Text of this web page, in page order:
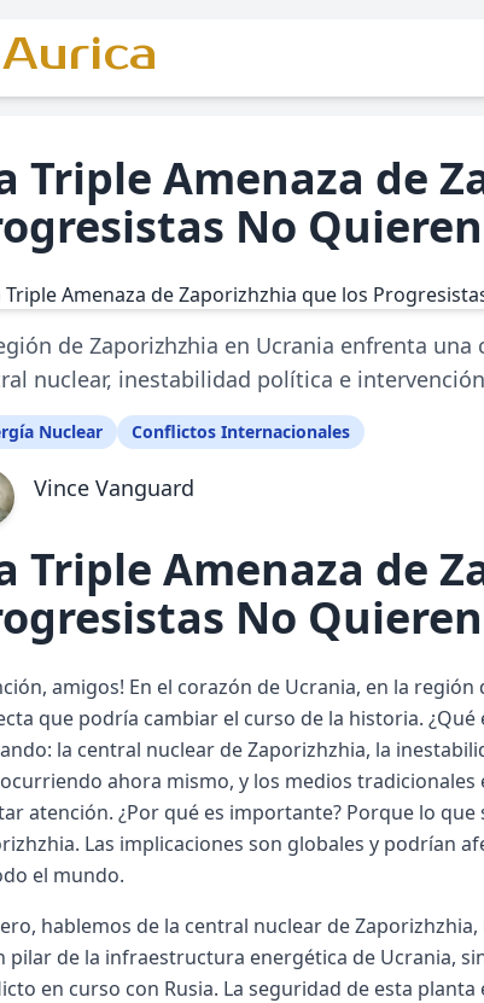
Aurica
Triple Amenaza de
No
de Zaporizhzhia en Ucrania enfrenta
nuclear, inestabilidad política e
Nuclear Conflictos Internacionales
Vince Vanguard
Triple Amenaza de
No
amigos! En el corazón de Ucrania, en la
que podría cambiar el curso de la historia.
la central nuclear de Zaporizhzhia, la
ahora mismo, y los medios
atención. ¿Por qué es importante? Porque lo
Las implicaciones son globales y podrían
el mundo.
hablemos de la central nuclear de
pilar de la infraestructura energética de Ucrania,
en curso con Rusia. La seguridad de esta